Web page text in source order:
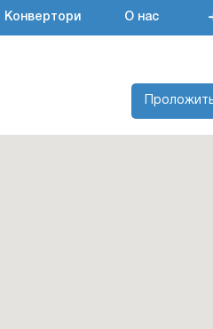
Конвертори О нас